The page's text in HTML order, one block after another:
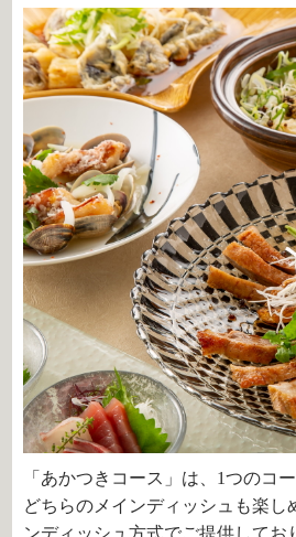
「あかつきコース」は、1つのコ
どちらのメインディッシュも楽し